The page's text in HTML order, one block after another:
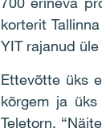
korterit
YIT rajanud
Ettevõtte üks
kõrgem ja
Teletorn.